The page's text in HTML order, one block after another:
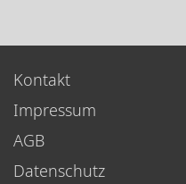
Kontakt
Impressum
AGB
Datenschutz